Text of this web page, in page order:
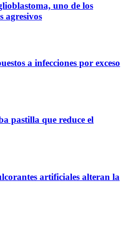
uno de los
agresivos
a infecciones por exceso
pastilla que reduce el
artificiales alteran la